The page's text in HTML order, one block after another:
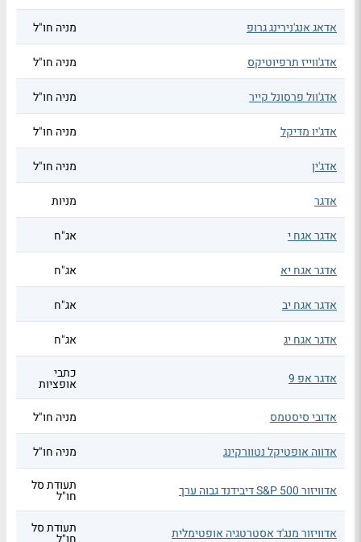
אדאג אנג'נירינג גרופ מניה חו"ל
אדג'ווייז תרפיוטיקס מניה חו"ל
אדג'וול פרסונל קייר מניה חו"ל
אדג'יו מדיקל מניה חו"ל
אדג'ין מניה חו"ל
אדגר מניות
אדגר אגח י אג"ח
אדגר אגח יא אג"ח
אדגר אגח יב אג"ח
אדגר אגח יג אג"ח
אדגר אפ 9 כתבי
אופציות
אדובי סיסטמס
מניה חו"ל
אדווה אופטיקל נטוורקינג מניה חו"ל
אדוויזור S&P 500 דיבידנד גבוה ערך תעודת סל
חו"ל
אדוויזור מנג'ד אסטרטגיה אופטימלית תעודת סל